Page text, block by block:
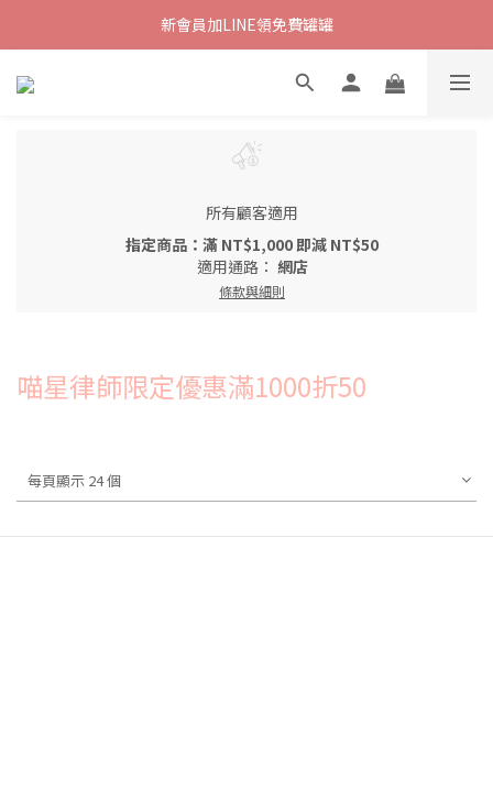
新會員加LINE領免費罐罐
所有顧客適用
指定商品：滿 NT$1,000 即減 NT$50
適用通路： 網店
條款與細則
喵星律師限定優惠滿1000折50
每頁顯示 24 個